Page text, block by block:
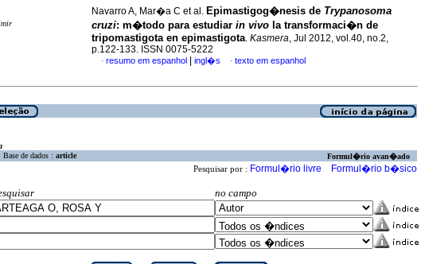
Navarro A, Mar�a C et al. Epimastigog�nesis de Trypanosoma
cruzi: m�todo para estudiar in vivo la transformaci�n de
tripomastigota en epimastigota. Kasmera, Jul 2012, vol.40, no.2,
p.122-133. ISSN 0075-5222
· resumo em espanhol ingl�s · texto em espanhol
Base de dados : article Formul�rio avan�ado
Pesquisar por : Formul�rio livre Formul�rio b�sico
no campo